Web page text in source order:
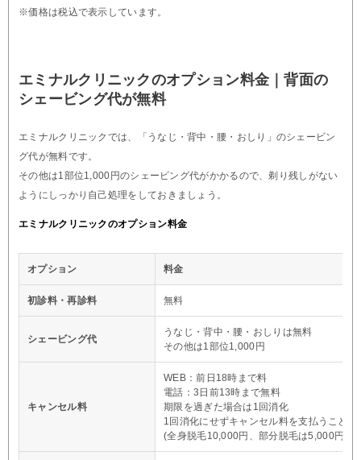
※価格は税込で表示しています。
エミナルクリニックのオプション料金｜背面の
シェービング代が無料
エミナルクリニックでは、「うなじ・背中・腰・おしり」のシェービン
グ代が無料です。
その他は1部位1,000円のシェービング代がかかるので、剃り残しがない
ようにしっかり自己処理をしておきましょう。
エミナルクリニックのオプション料金
オプション 料金
初診料・再診料 無料
シェービング代
うなじ・背中・腰・おしりは無料
その他は1部位1,000円
キャンセル料
WEB：前日18時まで料
電話：3日前13時まで無料
期限を過ぎた場合は1回消化
1回消化にせずキャンセル料を支払うことも
(全身脱毛10,000円、部分脱毛は5,000円)